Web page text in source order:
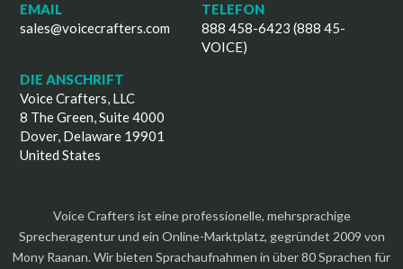
EMAIL
sales@voicecrafters.com
TELEFON
888 458-6423 (888 45-
VOICE)
DIE ANSCHRIFT
Voice Crafters, LLC
8 The Green, Suite 4000
Dover, Delaware 19901
United States
Voice Crafters ist eine professionelle, mehrsprachige
Sprecheragentur und ein Online-Marktplatz, gegründet 2009 von
Mony Raanan. Wir bieten Sprachaufnahmen in über 80 Sprachen für